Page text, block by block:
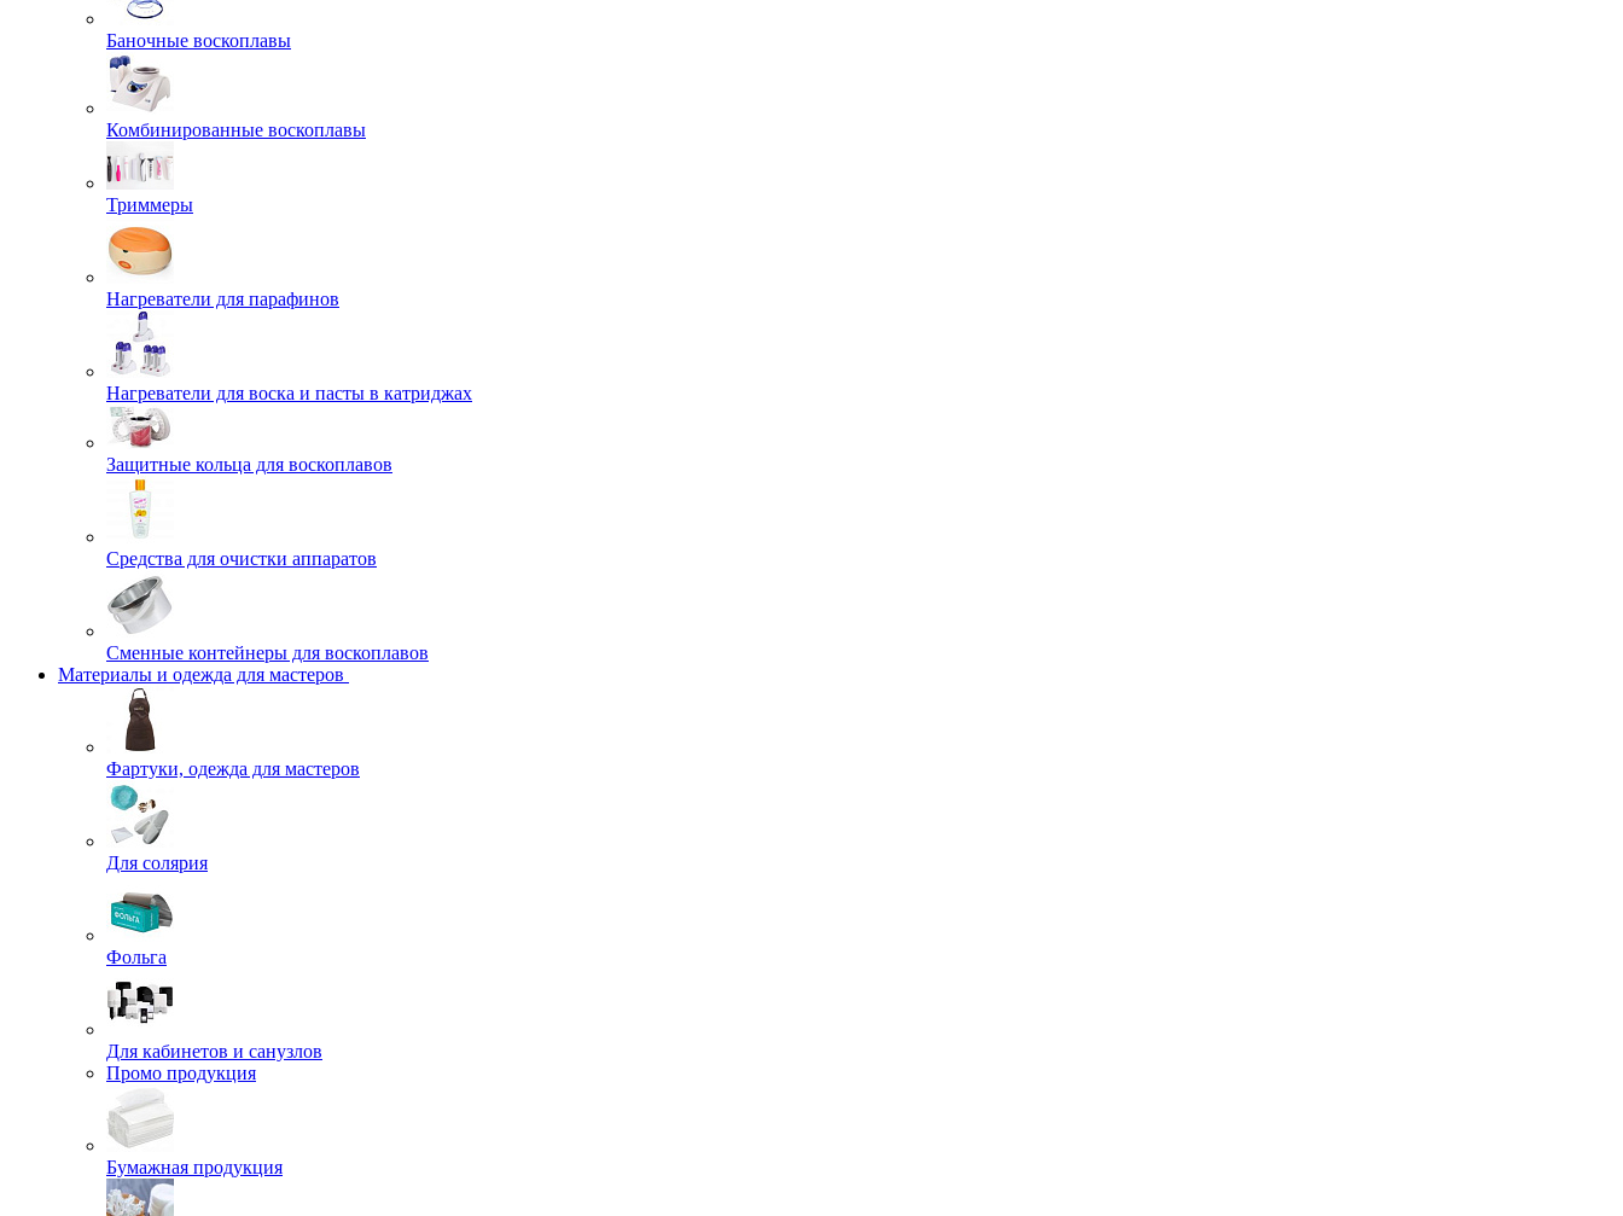
Баночные воскоплавы
Комбинированные воскоплавы
Триммеры
Нагреватели для парафинов
Нагреватели для воска и пасты в катриджах
Защитные кольца для воскоплавов
Средства для очистки аппаратов
Сменные контейнеры для воскоплавов
Материалы и одежда для мастеров
Фартуки, одежда для мастеров
Для солярия
Фольга
Для кабинетов и санузлов
Промо продукция
Бумажная продукция